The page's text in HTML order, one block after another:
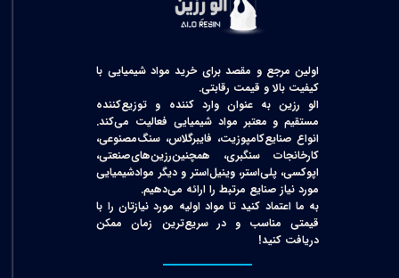
اولین مرجع و مقصد برای خرید مواد شیمیایی با
کیفیت بالا و قیمت رقابتی.
الو رزین به عنوان وارد کننده و توزیع‌کننده
مستقیم و معتبر مواد شیمیایی فعالیت می‌کند.
انواع صنایع‌کامپوزیت، فایبرگلاس، سنگ‌مصنوعی،
کارخانجات سنگبری، همچنین‌رزین‌های‌صنعتی،
اپوکسی، پلی‌استر، وینیل‌استر و دیگر مواد‌شیمیایی
مورد نیاز صنایع مرتبط را ارائه می‌دهیم.
به ما اعتماد کنید تا مواد اولیه مورد نیازتان را با
قیمتی مناسب و در سریع‌ترین زمان ممکن
دریافت کنید!​​​​​​​